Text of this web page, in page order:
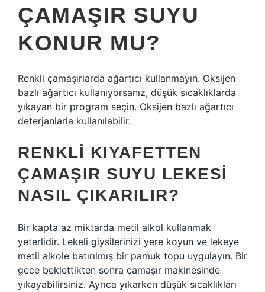
ÇAMAŞIR SUYU
KONUR MU?
Renkli çamaşırlarda ağartıcı kullanmayın. Oksijen
bazlı ağartıcı kullanıyorsanız, düşük sıcaklıklarda
yıkayan bir program seçin. Oksijen bazlı ağartıcı
deterjanlarla kullanılabilir.
RENKLI KIYAFETTEN
ÇAMAŞIR SUYU LEKESI
NASIL ÇIKARILIR?
Bir kapta az miktarda metil alkol kullanmak
yeterlidir. Lekeli giysilerinizi yere koyun ve lekeye
metil alkole batırılmış bir pamuk topu uygulayın. Bir
gece beklettikten sonra çamaşır makinesinde
yıkayabilirsiniz. Ayrıca yıkarken düşük sıcaklıkları